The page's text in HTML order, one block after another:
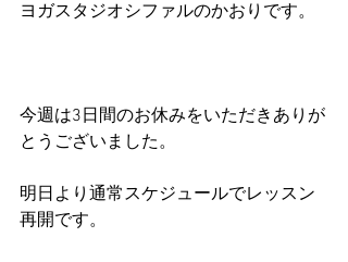
ヨガスタジオシファルのかおりです。
今週は3日間のお休みをいただきありが
とうございました。
明日より通常スケジュールでレッスン
再開です。